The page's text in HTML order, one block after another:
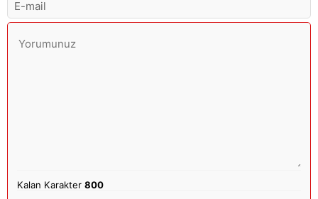
Kalan Karakter800